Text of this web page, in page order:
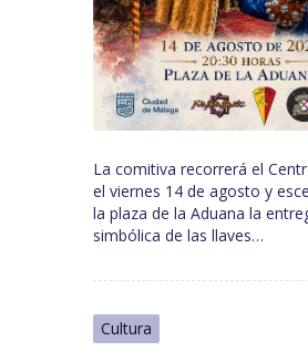
La comitiva recorrerá el
el viernes 14 de agosto y
la plaza de la Aduana la
simbólica de las llaves…
Cultura